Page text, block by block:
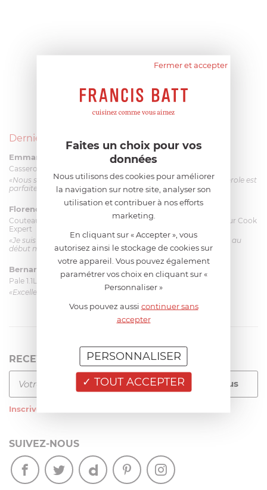
Derniers avis produits
Emmanuel 56 ans le 23/06/2026 à 12:04
Casserole mini 9 cm Castelpro 5 ply poignée fixe
«Nous sommes dans un produit de haute qualité. Cette casserole est
parfaite pour l'élaboration des sauces et vient complé...»
Florence 63 ans
Couteau complet avec lame, joint & écrou pour le robot cuiseur Cook
Expert
«Je suis satisfaite du couteau Magimix. L'écrou est un peu dur au
début mais ça le fait. La livraison a été très rapide. ...»
Bernard le 23/06/2026 à 09:43
Pale 1.1L pour Glacier Magimix 11031/121/123/124
«Excellent: produit et livraison»
RECEVEZ LA NEWSLETTER
Inscrivez-vous
SUIVEZ-NOUS
Fermer et accepter
Faites un choix pour vos
données
Nous utilisons des cookies pour améliorer
la navigation sur notre site, analyser son
utilisation et contribuer à nos efforts
marketing.
En cliquant sur « Accepter », vous
autorisez ainsi le stockage de cookies sur
votre appareil. Vous pouvez également
paramétrer vos choix en cliquant sur «
Personnaliser »
Vous pouvez aussi continuer sans
accepter
TOUT ACCEPTER
PERSONNALISER